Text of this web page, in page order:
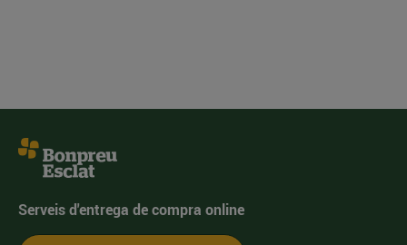
Serveis d'entrega de compra online